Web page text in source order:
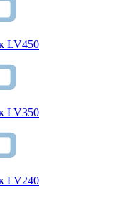
LV450
LV350
LV240